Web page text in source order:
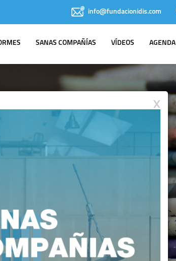
info@fundacionidis.com
SANAS COMPAÑÍAS VÍDEOS AGENDA
PRENSA
X